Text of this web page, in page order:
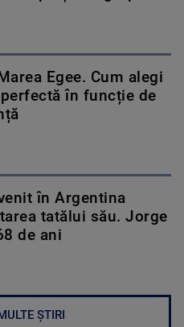
Egee. Cum alegi
în funcție de
în Argentina
tatălui său. Jorge
de ani
ȘTIRI